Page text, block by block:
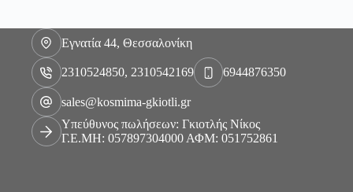
Εγνατία 44, Θεσσαλονίκη
2310524850, 2310542169 6944876350
sales@kosmima-gkiotli.gr
Υπεύθυνος πωλήσεων: Γκιοτλής Νίκος
Γ.Ε.ΜΗ: 057897304000 ΑΦΜ: 051752861